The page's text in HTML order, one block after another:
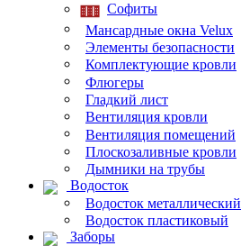
Софиты
Мансардные окна Velux
Элементы безопасности
Комплектующие кровли
Флюгеры
Гладкий лист
Вентиляция кровли
Вентиляция помещений
Плоскозаливные кровли
Дымники на трубы
Водосток
Водосток металлический
Водосток пластиковый
Заборы